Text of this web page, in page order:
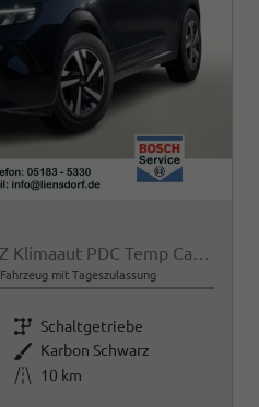
Edition WinterP SHZ LHZ Klimaaut PDC Temp CarPlay
Fahrzeug mit Tageszulassung
Getriebe Schaltgetriebe
Außenfarbe Karbon Schwarz
Kilometerstand
10 km